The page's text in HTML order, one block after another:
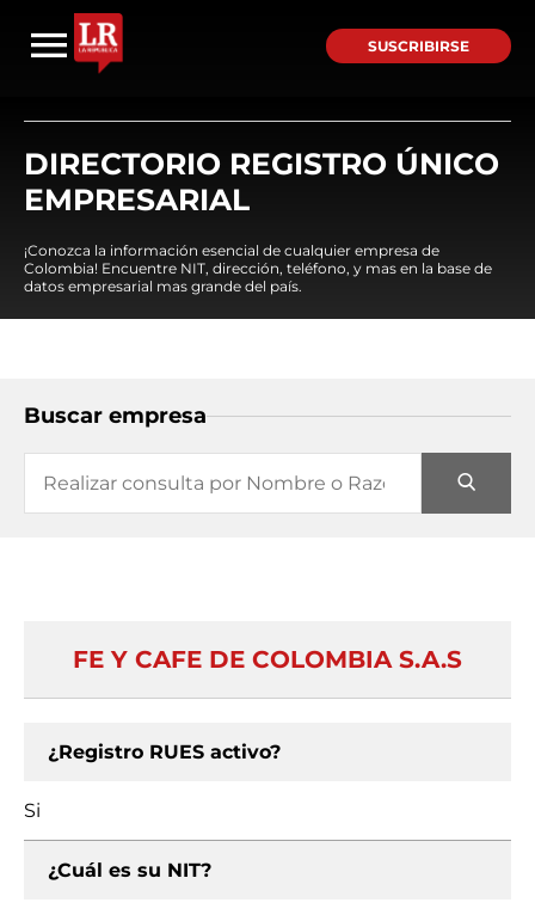
SUSCRIBIRSE
DIRECTORIO REGISTRO ÚNICO
EMPRESARIAL
¡Conozca la información esencial de cualquier empresa de
Colombia! Encuentre NIT, dirección, teléfono, y mas en la base de
datos empresarial mas grande del país.
Buscar empresa
FE Y CAFE DE COLOMBIA S.A.S
¿Registro RUES activo?
Si
¿Cuál es su NIT?